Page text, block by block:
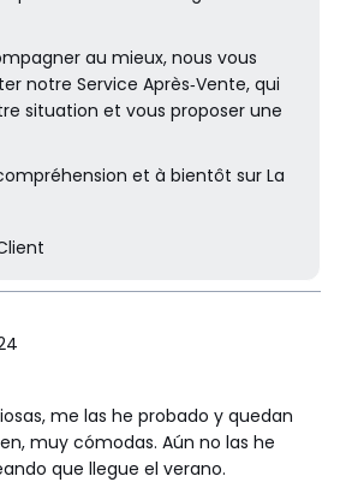
au mieux, nous vous
notre Service Après‑Vente, qui
situation et vous proposer une
et à bientôt sur La
me las he probado y quedan
muy cómodas. Aún no las he
que llegue el verano.